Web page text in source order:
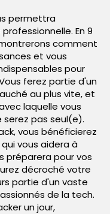
permettra
En 9
comment
et vous
pour
ferez partie d'un
au plus vite, et
laquelle vous
serez pas seul(e).
vous bénéficierez
vous aidera à
préparera pour vos
décroché votre
partie d'un vaste
de la tech.
un jour,